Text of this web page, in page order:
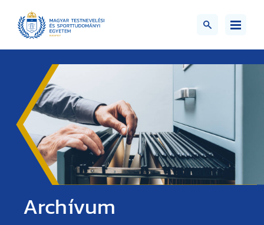
Archívum